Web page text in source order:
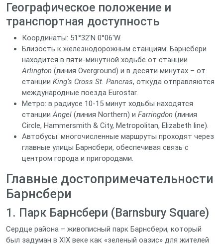
Географическое положение и
транспортная доступность
Координаты: 51°32′N 0°06′W.
Близость к железнодорожным станциям: Барнсбери
находится в пяти‑минутной ходьбе от станции
Arlington (линия Overground) и в десяти минутах – от
станции King’s Cross St. Pancras, откуда отправляются
международные поезда Eurostar.
Метро: в радиусе 10‑15 минут ходьбы находятся
станцииAngel (линия Northern) и Farringdon (линия
Circle, Hammersmith & City, Metropolitan, Elizabeth line).
Автобусы: многочисленные маршруты проходят через
главные улицы Барнсбери, обеспечивая связь с
центром города и пригородами.
Главные достопримечательности
Барнсбери
1. Парк Барнсбери (Barnsbury Square)
Сердце района – живописный парк Барнсбери, который
был задуман в XIX веке как «зеленый оазис» для жителей